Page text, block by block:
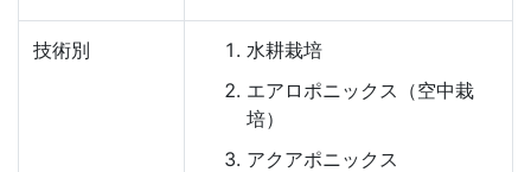
技術別
水耕栽培
エアロポニックス（空中栽
培）
アクアポニックス